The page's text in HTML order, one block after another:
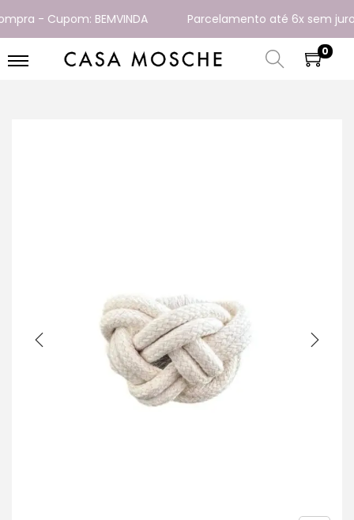
- Cupom: BEMVINDA Parcelamento até 6x sem juros
0